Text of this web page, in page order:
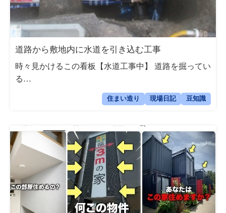
道路から敷地内に水道を引き込む工事
時々見かけるこの看板【水道工事中】 道路を掘ってい
る…
住まい造り 現場日記 豆知識